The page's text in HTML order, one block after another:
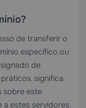
de transferir o
específico ou
de
significa
sobre este
a estes servidores